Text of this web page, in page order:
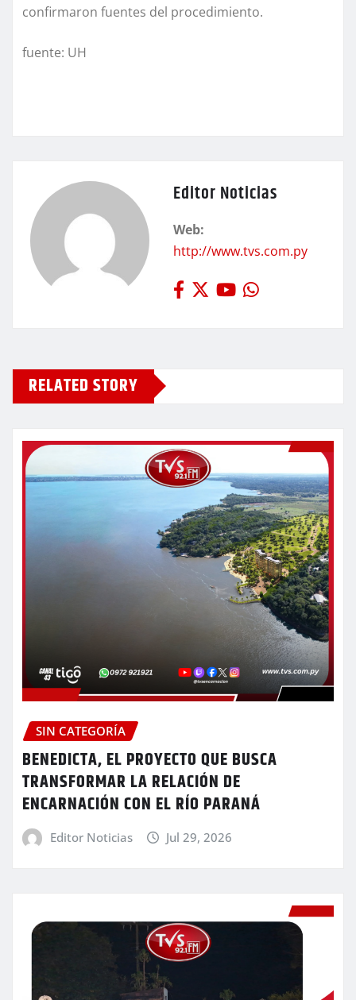
confirmaron fuentes del procedimiento.
fuente: UH
Editor Noticias
Web:
http://www.tvs.com.py
RELATED STORY
SIN CATEGORÍA
BENEDICTA, EL PROYECTO QUE BUSCA
TRANSFORMAR LA RELACIÓN DE
ENCARNACIÓN CON EL RÍO PARANÁ
Editor Noticias Jul 29, 2026